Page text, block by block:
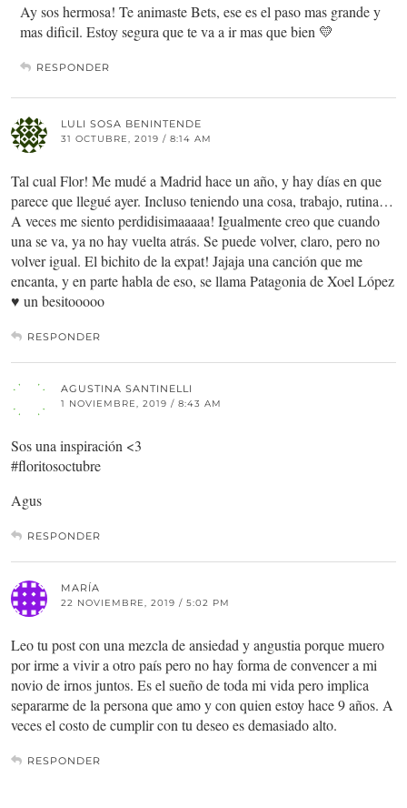
Ay sos hermosa! Te animaste Bets, ese es el paso mas grande y
mas dificil. Estoy segura que te va a ir mas que bien 💛
RESPONDER
LULI SOSA BENINTENDE
31 OCTUBRE, 2019 / 8:14 AM
Tal cual Flor! Me mudé a Madrid hace un año, y hay días en que
parece que llegué ayer. Incluso teniendo una cosa, trabajo, rutina…
A veces me siento perdidisimaaaaa! Igualmente creo que cuando
una se va, ya no hay vuelta atrás. Se puede volver, claro, pero no
volver igual. El bichito de la expat! Jajaja una canción que me
encanta, y en parte habla de eso, se llama Patagonia de Xoel López
♥️ un besitooooo
RESPONDER
AGUSTINA SANTINELLI
1 NOVIEMBRE, 2019 / 8:43 AM
Sos una inspiración <3
#floritosoctubre
Agus
RESPONDER
MARÍA
22 NOVIEMBRE, 2019 / 5:02 PM
Leo tu post con una mezcla de ansiedad y angustia porque muero
por irme a vivir a otro país pero no hay forma de convencer a mi
novio de irnos juntos. Es el sueño de toda mi vida pero implica
separarme de la persona que amo y con quien estoy hace 9 años. A
veces el costo de cumplir con tu deseo es demasiado alto.
RESPONDER